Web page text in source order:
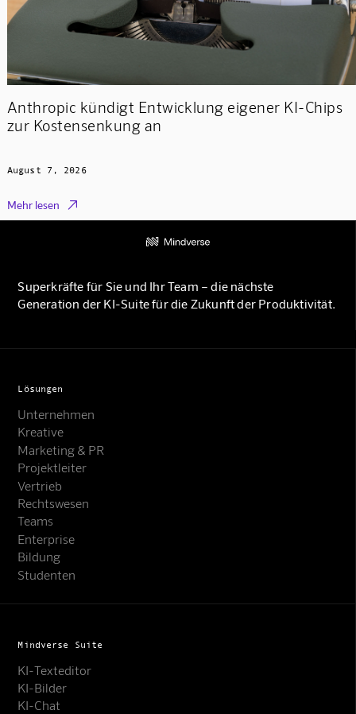
Anthropic kündigt Entwicklung eigener KI-Chips
zur Kostensenkung an
August 7, 2026
Mehr lesen 
Superkräfte für Sie und Ihr Team – die nächste
Generation der KI-Suite für die Zukunft der Produktivität.
Lösungen
Unternehmen
Kreative
Marketing & PR
Projektleiter
Vertrieb
Rechtswesen
Teams
Enterprise
Bildung
Studenten
Mindverse Suite
KI-Texteditor
KI-Bilder
KI-Chat